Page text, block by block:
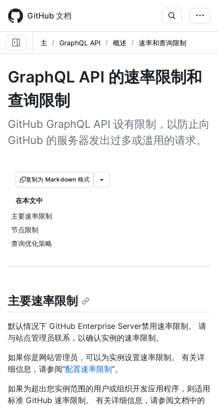
main
content
GitHub 文档
主 GraphQL API 概述 速率和查询限制
GraphQL API 的速率限制和
查询限制
GitHub GraphQL API 设有限制，以防止向
GitHub 的服务器发出过多或滥用的请求。
复制为 Markdown 格式
在本文中
主要速率限制
节点限制
查询优化策略
主要速率限制
默认情况下 GitHub Enterprise Server禁用速率限制。 请
与站点管理员联系，以确认实例的速率限制。
如果你是网站管理员，可以为实例设置速率限制。 有关详
细信息，请参阅“配置速率限制”。
如果为超出您实例范围的用户或组织开发应用程序，则适用
标准 GitHub 速率限制。 有关详细信息，请参阅文档中的